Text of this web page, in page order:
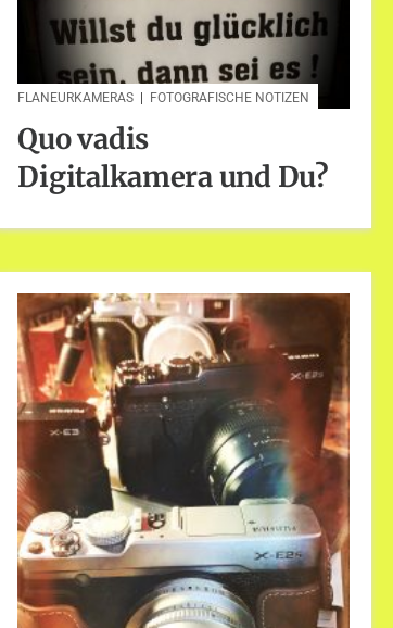
FLANEURKAMERAS FOTOGRAFISCHE NOTIZEN
Quo vadis
Digitalkamera und Du?